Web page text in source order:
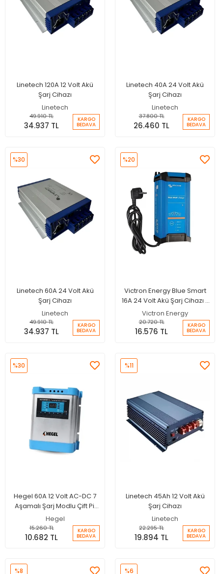
Linetech 120A 12 Volt Akü
Şarj Cihazı
Linetech
49.910 TL
34.937 TL
KARGO
BEDAVA
Linetech 40A 24 Volt Akü
Şarj Cihazı
Linetech
37.800 TL
26.460 TL
KARGO
BEDAVA
Linetech 60A 24 Volt Akü
Şarj Cihazı
Linetech
%30
49.910 TL
34.937 TL
KARGO
BEDAVA
Victron Energy Blue Smart
16A 24 Volt Akü Şarj Cihazı -
Tek Çıkış
Victron Energy
%20
20.720 TL
16.576 TL
KARGO
BEDAVA
Hegel 60A 12 Volt AC-DC 7
Aşamalı Şarj Modlu Çift Pil
Çıkışlı Akü Şarj Cihazı
Hegel
%30
15.260 TL
10.682 TL
KARGO
BEDAVA
Linetech 45Ah 12 Volt Akü
Şarj Cihazı
Linetech
%11
22.295 TL
19.894 TL
KARGO
BEDAVA
%8 %6